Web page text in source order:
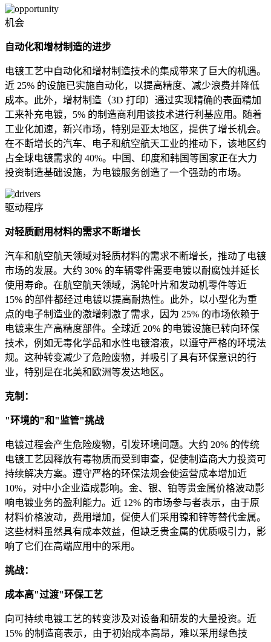
机会
自动化和增材制造的进步
电镀工艺中自动化和增材制造技术的集成带来了巨大的机遇。
近 25% 的设施已实施自动化，以提高精度、减少浪费并降低
成本。此外，增材制造（3D 打印）通过实现精确的表面精加
工来补充电镀，5% 的制造商利用该技术进行利基应用。随着
工业化加速，新兴市场，特别是亚太地区，提供了增长机会。
在不断增长的汽车、电子和航空航天工业的推动下，该地区约
占全球电镀需求的 40%。中国、印度和韩国等国家正在大力
投资制造基础设施，为电镀服务创造了一个强劲的市场。
驱动程序
对轻质耐用材料的需求不断增长
汽车和航空航天领域对轻质材料的需求不断增长，推动了电镀
市场的发展。大约 30% 的车辆零件需要电镀以耐腐蚀并延长
使用寿命。在航空航天领域，涡轮叶片和发动机零件等近
15% 的部件都经过电镀以提高耐热性。此外，以小型化为重
点的电子制造业的激增刺激了需求，因为 25% 的市场依赖于
电镀来生产高精度部件。全球近 20% 的电镀设施已转向环保
技术，例如无毒化学品和水性电镀溶液，以遵守严格的环境法
规。这种转变减少了危险废物，并吸引了具有环保意识的行
业，特别是在北美和欧洲等发达地区。
克制：
"环境的"和"监管"挑战
电镀过程会产生危险废物，引发环境问题。大约 20% 的传统
电镀工艺因释放有毒物质而受到审查，促使制造商大力投资可
持续解决方案。遵守严格的环保法规会使运营成本增加近
10%，对中小企业造成影响。金、银、铂等贵金属价格波动影
响电镀业务的盈利能力。近 12% 的市场参与者表示，由于原
材料价格波动，费用增加，促使人们采用镍和锌等替代金属。
这些材料虽然具有成本效益，但缺乏贵金属的优质吸引力，影
响了它们在高端应用中的采用。
挑战：
成本高"过渡"环保工艺
向可持续电镀工艺的转变涉及对设备和研发的大量投资。近
15% 的制造商表示，由于初始成本高昂，难以采用绿色技